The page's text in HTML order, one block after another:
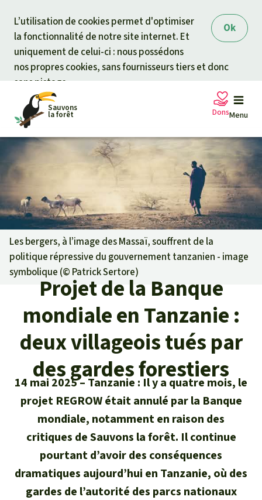
Ok
L’utilisation de cookies permet d'optimiser
la fonctionnalité de notre site internet. Et
uniquement de celui-ci : nous possédons
nos propres cookies, sans fournisseurs tiers et donc
sans pistage.
Sauvons
la forêt Menu
Pétitions
Projets
Informations
Pour approfondir
Actualités
Succès
Lettre d'information
Thématiques
Climat et forêt tropicale
La biodiversité
L'huile de palme
Les aires protégées
La forêt tropicale
Le bois tropical
Association
Qui sommes-nous ?
Nous contacter
Transparence
Questions fréquentes
Rapports annuels
Mentions légales
Recherche
Français
Deutsch
English
Español
Italiano
Dons
Votre soutien est capital
Don général
Fonds d'urgence
Certificats de don
Questions & réponses
Don pour un thème
Protection des animaux
Protection des forêts tropicales
Soutien aux activistes
Don pour une région
Asie du Sud-Est
Afrique
Amérique latine
Les bergers, à l’image des Massaï, souffrent de la
politique répressive du gouvernement tanzanien - image
symbolique (© Patrick Sertore)
Projet de la Banque
mondiale en Tanzanie :
deux villageois tués par
des gardes forestiers
14 mai 2025
Tanzanie : Il y a quatre mois, le
projet REGROW était annulé par la Banque
mondiale, notamment en raison des
critiques de Sauvons la forêt. Il continue
pourtant d’avoir des conséquences
dramatiques aujourd’hui en Tanzanie, où des
gardes de l’autorité des parcs nationaux